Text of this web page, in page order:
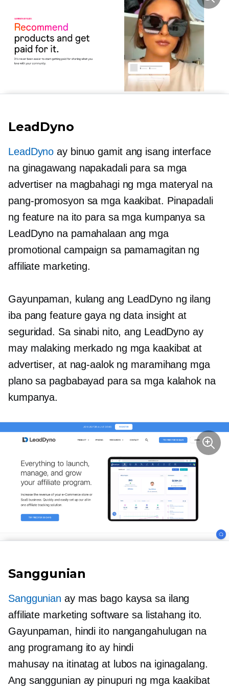
LeadDyno
LeadDyno ay binuo gamit ang isang interface
na ginagawang napakadali para sa mga
advertiser na magbahagi ng mga materyal na
pang-promosyon sa mga kaakibat. Pinapadali
ng feature na ito para sa mga kumpanya sa
LeadDyno na pamahalaan ang mga
promotional campaign sa pamamagitan ng
affiliate marketing.
Gayunpaman, kulang ang LeadDyno ng ilang
iba pang feature gaya ng data insight at
seguridad. Sa sinabi nito, ang LeadDyno ay
may malaking merkado ng mga kaakibat at
advertiser, at nag-aalok ng maramihang mga
plano sa pagbabayad para sa mga kalahok na
kumpanya.
Sanggunian
Sanggunian ay mas bago kaysa sa ilang
affiliate marketing software sa listahang ito.
Gayunpaman, hindi ito nangangahulugan na
ang programang ito ay hindi
mahusay na itinatag at lubos na iginagalang.
Ang sanggunian ay pinupuri ng mga kaakibat